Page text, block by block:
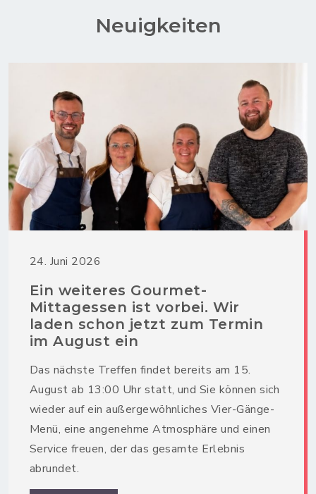
Neuigkeiten
24. Juni 2026
Ein weiteres Gourmet-
Mittagessen ist vorbei. Wir
laden schon jetzt zum Termin
im August ein
Das nächste Treffen findet bereits am 15.
August ab 13:00 Uhr statt, und Sie können sich
wieder auf ein außergewöhnliches Vier-Gänge-
Menü, eine angenehme Atmosphäre und einen
Service freuen, der das gesamte Erlebnis
abrundet.